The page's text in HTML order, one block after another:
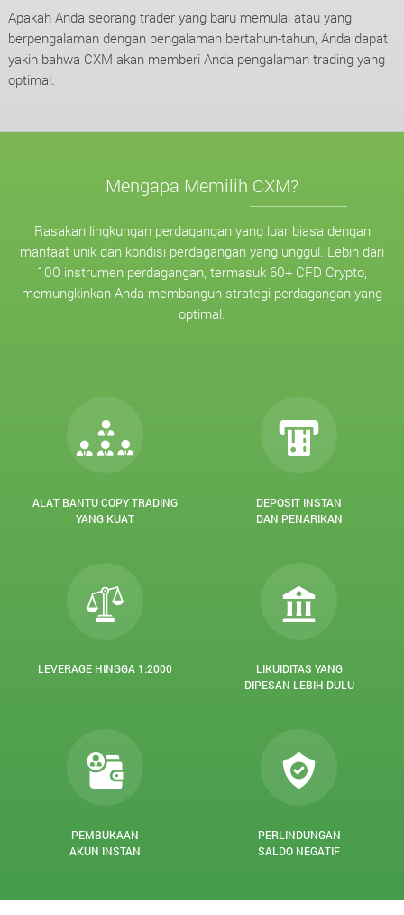
Apakah Anda seorang trader yang baru memulai atau yang
berpengalaman dengan pengalaman bertahun-tahun, Anda dapat
yakin bahwa CXM akan memberi Anda pengalaman trading yang
optimal.
Mengapa Memilih CXM?
Rasakan lingkungan perdagangan yang luar biasa dengan
manfaat unik dan kondisi perdagangan yang unggul. Lebih dari
100 instrumen perdagangan, termasuk 60+ CFD Crypto,
memungkinkan Anda membangun strategi perdagangan yang
optimal.
ALAT BANTU COPY TRADING
YANG KUAT
DEPOSIT INSTAN
DAN PENARIKAN
LEVERAGE HINGGA 1:2000
LIKUIDITAS YANG
DIPESAN LEBIH DULU
PEMBUKAAN
AKUN INSTAN
PERLINDUNGAN
SALDO NEGATIF